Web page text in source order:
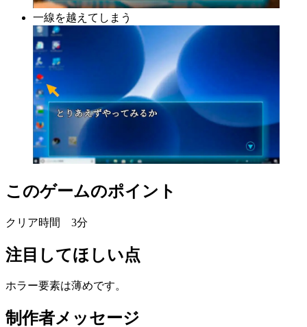
一線を越えてしまう
このゲームのポイント
クリア時間 3分
注目してほしい点
ホラー要素は薄めです。
制作者メッセージ